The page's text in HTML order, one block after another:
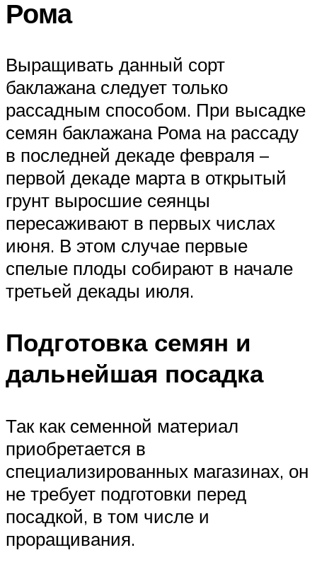
Рома
Выращивать данный сорт
баклажана следует только
рассадным способом. При высадке
семян баклажана Рома на рассаду
в последней декаде февраля –
первой декаде марта в открытый
грунт выросшие сеянцы
пересаживают в первых числах
июня. В этом случае первые
спелые плоды собирают в начале
третьей декады июля.
Подготовка семян и
дальнейшая посадка
Так как семенной материал
приобретается в
специализированных магазинах, он
не требует подготовки перед
посадкой, в том числе и
проращивания.